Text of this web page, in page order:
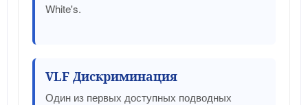
White's.
VLF Дискриминация
Один из первых доступных подводных